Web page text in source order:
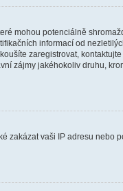
mohou potenciálně
informací od
zaregistrovat,
zájmy jakéhokoliv druhu,
zakázat vaši IP adresu nebo